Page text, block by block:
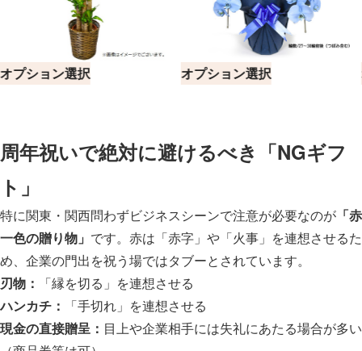
オプション選択 オプション選択
周年祝いで絶対に避けるべき「NGギフ
ト」
特に関東・関西問わずビジネスシーンで注意が必要なのが 「赤
一色の贈り物」 です。赤は「赤字」や「火事」を連想させるた
め、企業の門出を祝う場ではタブーとされています。
刃物：
「縁を切る」を連想させる
ハンカチ：
「手切れ」を連想させる
現金の直接贈呈： 目上や企業相手には失礼にあたる場合が多い